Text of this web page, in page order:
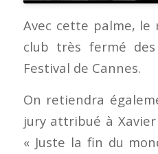
Avec cette palme,
club très fermé
Festival de Cannes.
On retiendra
jury attribué à
« Juste la fin du